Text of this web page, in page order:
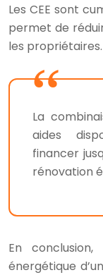
Les CEE sont
permet de
les propriétaires.
La
aides
financer
rénovation
En
énergétique